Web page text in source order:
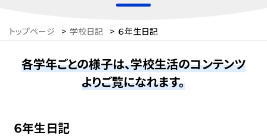
トップページ > 学校日記 > ６年生日記
各学年ごとの様子は、学校生活のコンテンツ
よりご覧になれます。
６年生日記